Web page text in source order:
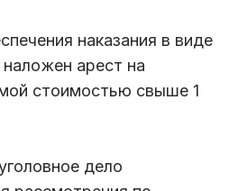
наказания в виде
арест на
стоимостью свыше 1
дело